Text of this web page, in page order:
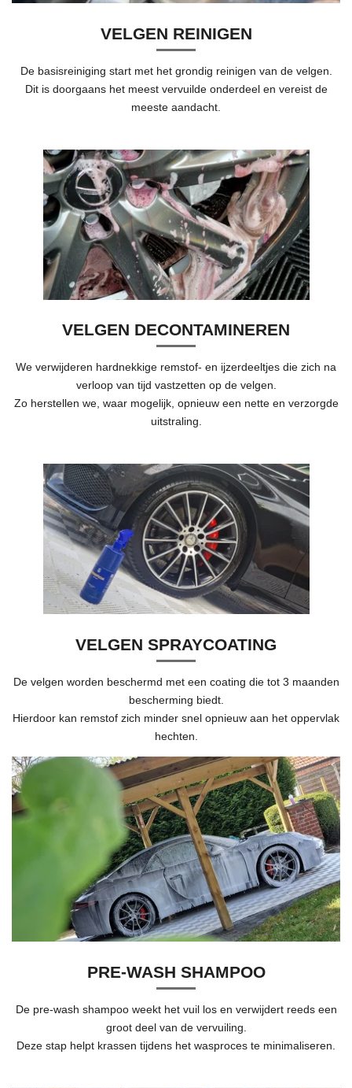
VELGEN REINIGEN
De basisreiniging start met het grondig reinigen van de velgen.
Dit is doorgaans het meest vervuilde onderdeel en vereist de
meeste aandacht.
VELGEN DECONTAMINEREN
We verwijderen hardnekkige remstof- en ijzerdeeltjes die zich na
verloop van tijd vastzetten op de velgen.
Zo herstellen we, waar mogelijk, opnieuw een nette en verzorgde
uitstraling.
VELGEN SPRAYCOATING
De velgen worden beschermd met een coating die tot 3 maanden
bescherming biedt.
Hierdoor kan remstof zich minder snel opnieuw aan het oppervlak
hechten.
PRE-WASH SHAMPOO
De pre-wash shampoo weekt het vuil los en verwijdert reeds een
groot deel van de vervuiling.
Deze stap helpt krassen tijdens het wasproces te minimaliseren.